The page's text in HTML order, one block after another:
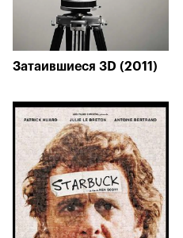
Затаившиеся 3D (2011)